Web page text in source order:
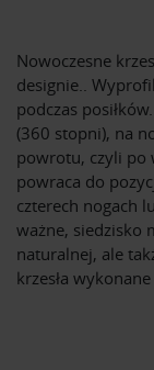
Nowoczesne
designie.
podczas posiłków.
(360 stopni), na
powrotu, czyli po
powraca do
czterech nogach
ważne, siedzisko
naturalnej, ale
krzesła